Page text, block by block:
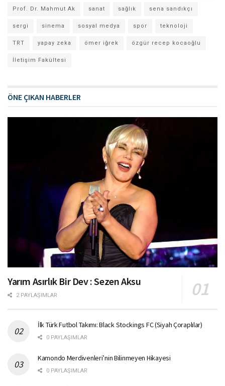
Prof. Dr. Mahmut Ak sanat sağlık sena sandıkçı
sergi sinema sosyal medya spor teknoloji
TRT yapay zeka ömer iğrek özgür recep kocaoğlu
İletişim Fakültesi
ÖNE ÇIKAN HABERLER
Yarım Asırlık Bir Dev : Sezen Aksu
2 PAYLAŞIMLAR
İlk Türk Futbol Takımı: Black Stockings FC (Siyah Çoraplılar)
0 PAYLAŞIMLAR
Kamondo Merdivenleri’nin Bilinmeyen Hikayesi
0 PAYLAŞIMLAR